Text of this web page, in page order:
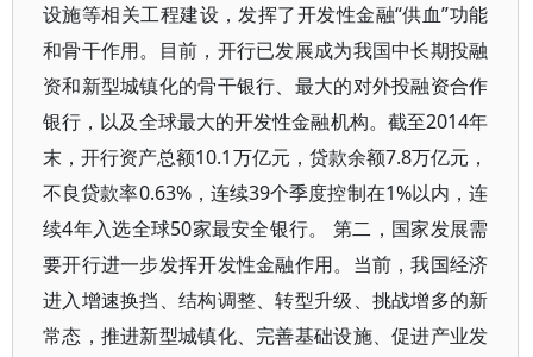
设施等相关工程建设，发挥了开发性金融“供血”功能
和骨干作用。目前，开行已发展成为我国中长期投融
资和新型城镇化的骨干银行、最大的对外投融资合作
银行，以及全球最大的开发性金融机构。截至2014年
末，开行资产总额10.1万亿元，贷款余额7.8万亿元，
不良贷款率0.63%，连续39个季度控制在1%以内，连
续4年入选全球50家最安全银行。 第二，国家发展需
要开行进一步发挥开发性金融作用。当前，我国经济
进入增速换挡、结构调整、转型升级、挑战增多的新
常态，推进新型城镇化、完善基础设施、促进产业发